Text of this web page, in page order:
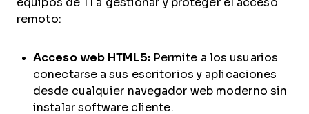
equipos de TI a gestionar y proteger el acceso
remoto:
Acceso web HTML5:Permite a los usuarios
conectarse a sus escritorios y aplicaciones
desde cualquier navegador web moderno sin
instalar software cliente.